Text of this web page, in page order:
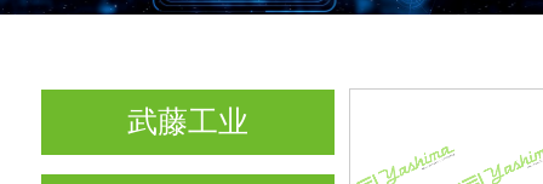
武藤工业